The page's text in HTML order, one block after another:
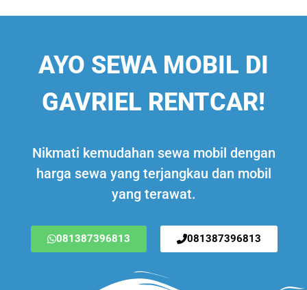
AYO SEWA MOBIL DI
GAVRIEL RENTCAR!
Nikmati kemudahan sewa mobil dengan
harga sewa yang terjangkau dan mobil
yang terawat.
081387396813 081387396813